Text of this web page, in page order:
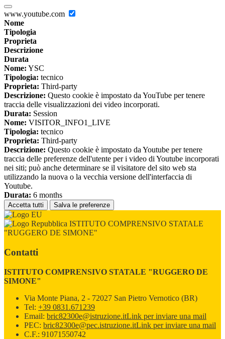
www.youtube.com
Nome
Tipologia
Proprieta
Descrizione
Durata
Nome: YSC
Tipologia: tecnico
Proprieta: Third-party
Descrizione: Questo cookie è impostato da YouTube per tenere
traccia delle visualizzazioni dei video incorporati.
Durata: Session
Nome: VISITOR_INFO1_LIVE
Tipologia: tecnico
Proprieta: Third-party
Descrizione: Questo cookie è impostato da Youtube per tenere
traccia delle preferenze dell'utente per i video di Youtube incorporati
nei siti; può anche determinare se il visitatore del sito web sta
utilizzando la nuova o la vecchia versione dell'interfaccia di
Youtube.
Durata: 6 months
Accetta tutti Salva le preferenze
ISTITUTO COMPRENSIVO STATALE
"RUGGERO DE SIMONE"
Contatti
ISTITUTO COMPRENSIVO STATALE "RUGGERO DE
SIMONE"
Via Monte Piana, 2 - 72027 San Pietro Vernotico (BR)
Tel: +39 0831.671239
Email: bric82300e@istruzione.itLink per inviare una mail
PEC: bric82300e@pec.istruzione.itLink per inviare una mail
C.F.: 91071550742